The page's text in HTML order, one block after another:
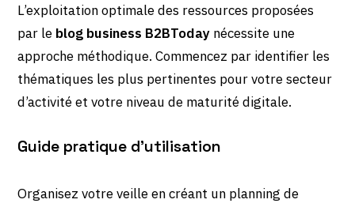
L’exploitation optimale des ressources proposées
par le blog business B2BToday nécessite une
approche méthodique. Commencez par identifier les
thématiques les plus pertinentes pour votre secteur
d’activité et votre niveau de maturité digitale.
Guide pratique d’utilisation
Organisez votre veille en créant un planning de